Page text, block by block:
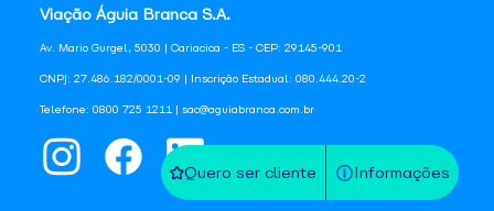
Quero ser cliente Informações
Viação Águia Branca S.A.
Av. Mario Gurgel, 5030 | Cariacica - ES - CEP: 29145-901
CNPJ: 27.486.182/0001-09 | Inscrição Estadual: 080.444.20-2
Telefone: 0800 725 1211 | sac@aguiabranca.com.br